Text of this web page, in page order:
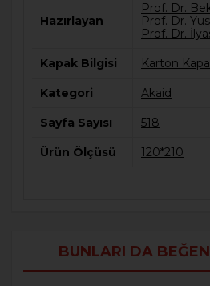
Hazırlayan
Prof. Dr.
Prof. Dr.
Prof. Dr.
Kapak Bilgisi Karton
Kategori Akaid
Sayfa Sayısı 518
Ürün Ölçüsü 120*210
BUNLARI DA